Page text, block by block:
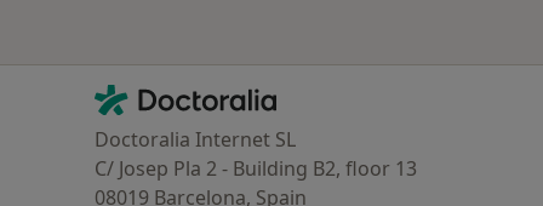
Contacto
Doctoralia - Homepage
Doctoralia Internet SL
C/ Josep Pla 2 - Building B2, floor 13
08019 Barcelona, Spain